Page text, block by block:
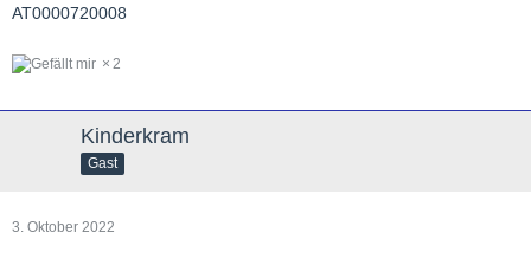
AT0000720008
2
Kinderkram
Gast
3. Oktober 2022